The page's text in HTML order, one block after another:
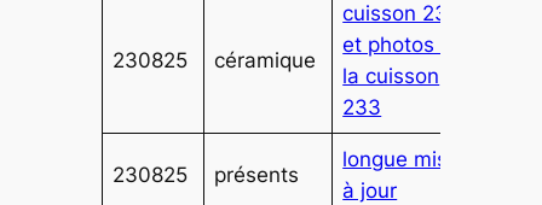
230825 céramique
cuisson 237
et photos de
la cuisson
233
230825 présents
longue mise
à jour